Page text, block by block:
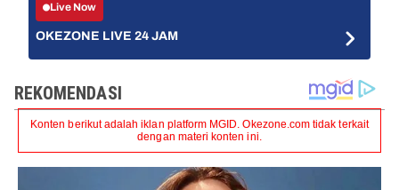
Live Now
OKEZONE LIVE 24 JAM